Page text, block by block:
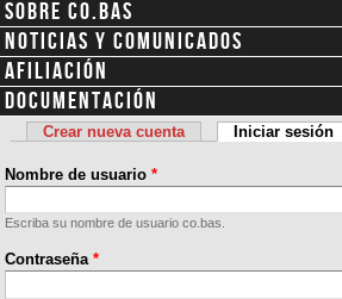
Menú secundario
SOBRE CO.BAS
NOTICIAS Y COMUNICADOS
AFILIACIÓN
DOCUMENTACIÓN
Solapas principales
Crear nueva cuenta Iniciar sesión
Nombre de usuario*
Escriba su nombre de usuario co.bas.
Contraseña*